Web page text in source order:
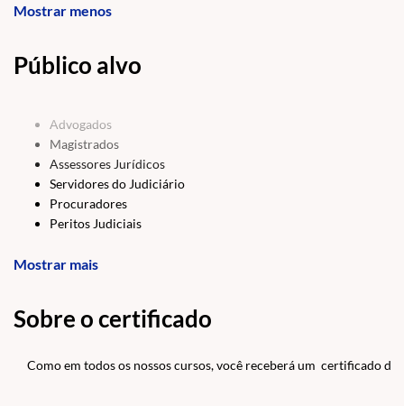
Mostrar menos
Público alvo
Advogados
Magistrados
Assessores Jurídicos
Servidores do Judiciário
Procuradores
Peritos Judiciais
Professores de Direito
Recém-formados em Direito
Integrantes de Departamentos Jurídicos
Mostrar mais
Sobre o certificado
Como em todos os nossos cursos, você receberá um certificado